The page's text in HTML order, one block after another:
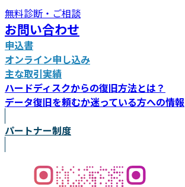
無料診断・ご相談
お問い合わせ
申込書
オンライン申し込み
主な取引実績
ハードディスクからの復旧方法とは？
データ復旧を頼むか迷っている方への情報
パートナー制度